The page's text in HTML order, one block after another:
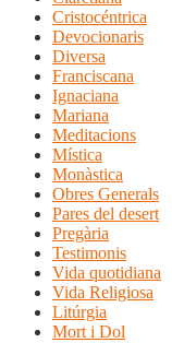
Cristocéntrica
Devocionaris
Diversa
Franciscana
Ignaciana
Mariana
Meditacions
Mística
Monàstica
Obres Generals
Pares del desert
Pregària
Testimonis
Vida quotidiana
Vida Religiosa
Litúrgia
Mort i Dol